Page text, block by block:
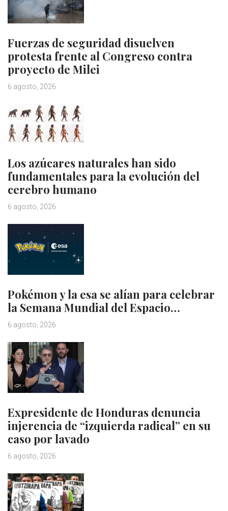
Fuerzas de seguridad disuelven
protesta frente al Congreso contra
proyecto de Milei
6 agosto, 2026
Los azúcares naturales han sido
fundamentales para la evolución del
cerebro humano
6 agosto, 2026
Pokémon y la esa se alían para celebrar
la Semana Mundial del Espacio…
6 agosto, 2026
Expresidente de Honduras denuncia
injerencia de “izquierda radical” en su
caso por lavado
6 agosto, 2026